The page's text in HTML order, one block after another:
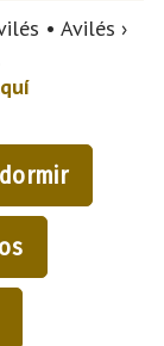
• Avilés ›